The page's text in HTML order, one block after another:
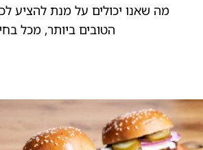
מה שאנו יכולים על מנת להציע
הטובים ביותר, מכל